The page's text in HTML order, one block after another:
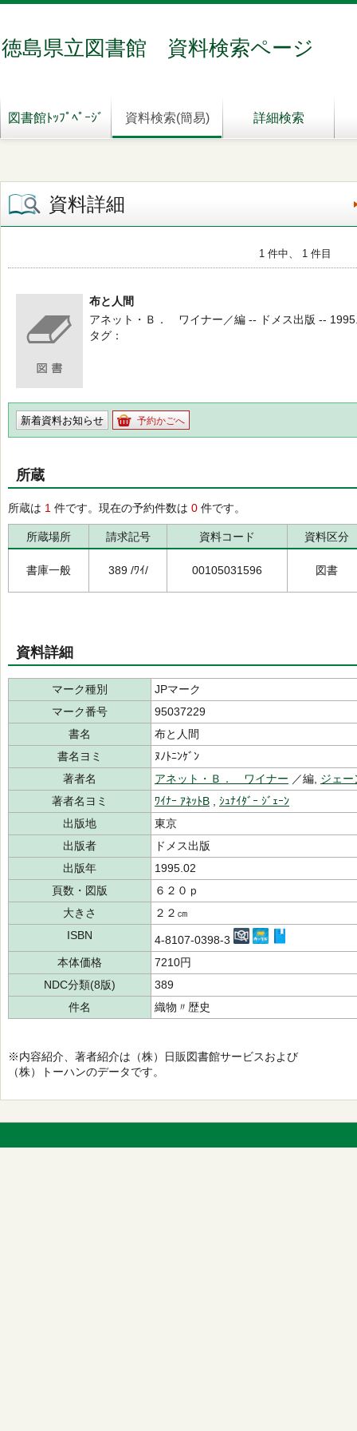
徳島県立図書館 資料検索ページ
図書館ﾄｯﾌﾟﾍﾟｰｼﾞ 資料検索(簡易) 詳細検索
資料詳細
1 件中、 1 件目
布と人間
アネット・Ｂ． ワイナー／編 -- ドメス出版 --
タグ
新着資料お知らせ 予約かごへ
所蔵
所蔵は 1 件です。現在の予約件数は 0 件です。
所蔵場所 請求記号 資料コード 資料区分
書庫一般 389 /ﾜｲ/ 00105031596 図書
資料詳細
マーク種別
JPマーク
マーク番号
95037229
書名
布と人間
書名ヨミ
ﾇﾉﾄﾆﾝｹﾞﾝ
著者名
アネット・Ｂ． ワイナー ／編, ジェー
著者名ヨミ
ﾜｲﾅｰ ｱﾈｯﾄB
ｼｭﾅｲﾀﾞｰ ｼﾞｪｰﾝ
出版地
東京
出版者
ドメス出版
出版年
1995.02
頁数・図版
６２０ｐ
大きさ
２２㎝
ISBN
4-8107-0398-3
本体価格
7210円
NDC分類(8版)
389
件名
織物〃歴史
※内容紹介、著者紹介は（株）日販図書館サービスおよび
（株）トーハンのデータです。